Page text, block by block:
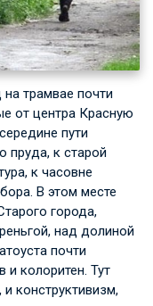
трамвае почти
от центра Красную
пути
пруда, к старой
к часовне
В этом месте
города,
над долиной
почти
колоритен. Тут
конструктивизм,